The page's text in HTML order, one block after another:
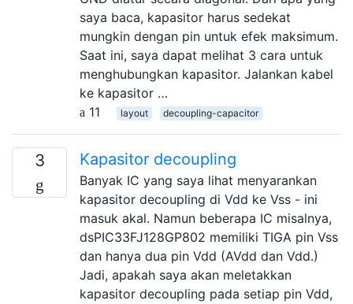
saya baca, kapasitor harus sedekat
mungkin dengan pin untuk efek maksimum.
Saat ini, saya dapat melihat 3 cara untuk
menghubungkan kapasitor. Jalankan kabel
ke kapasitor …
11
layout decoupling-capacitor
3 Kapasitor decoupling
Banyak IC yang saya lihat menyarankan
kapasitor decoupling di Vdd ke Vss - ini
masuk akal. Namun beberapa IC misalnya,
dsPIC33FJ128GP802 memiliki TIGA pin Vss
dan hanya dua pin Vdd (AVdd dan Vdd.)
Jadi, apakah saya akan meletakkan
kapasitor decoupling pada setiap pin Vdd,